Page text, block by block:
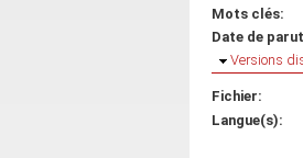
Mots clés:
Date de
Masquer
Versions
Fichier:
Langue(s):